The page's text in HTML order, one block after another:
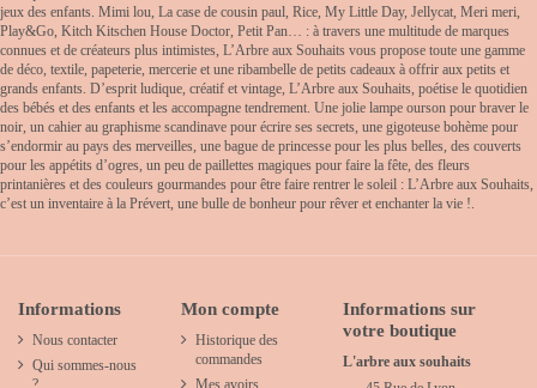
jeux des enfants. Mimi lou, La case de cousin paul, Rice, My Little Day, Jellycat, Meri meri,
Play&Go, Kitch Kitschen House Doctor, Petit Pan… : à travers une multitude de marques
connues et de créateurs plus intimistes, L’Arbre aux Souhaits vous propose toute une gamme
de déco, textile, papeterie, mercerie et une ribambelle de petits cadeaux à offrir aux petits et
grands enfants. D’esprit ludique, créatif et vintage, L’Arbre aux Souhaits, poétise le quotidien
des bébés et des enfants et les accompagne tendrement. Une jolie lampe ourson pour braver le
noir, un cahier au graphisme scandinave pour écrire ses secrets, une gigoteuse bohème pour
s’endormir au pays des merveilles, une bague de princesse pour les plus belles, des couverts
pour les appétits d’ogres, un peu de paillettes magiques pour faire la fête, des fleurs
printanières et des couleurs gourmandes pour être faire rentrer le soleil : L’Arbre aux Souhaits,
c’est un inventaire à la Prévert, une bulle de bonheur pour rêver et enchanter la vie !.
Informations
Nous contacter
Qui sommes-nous
?
Mon compte
Historique des
commandes
Mes avoirs
Informations sur
votre boutique
L'arbre aux souhaits